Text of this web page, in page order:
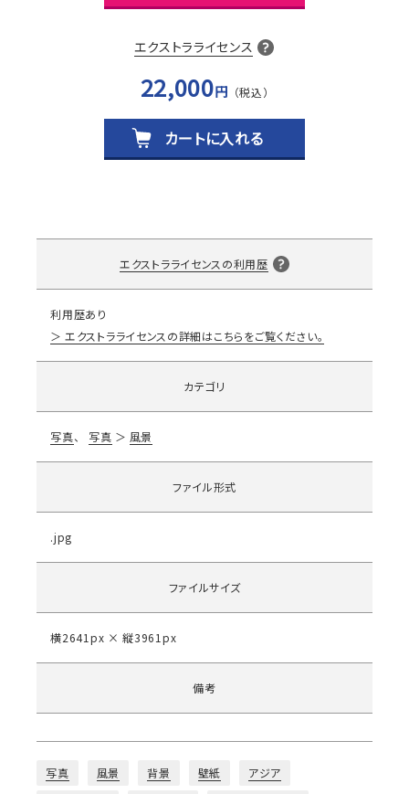
エクストラライセンス
22,000円
カートに入れる
エクストラライセンスの利用歴
利用歴あり
エクストラライセンスの詳細はこちらをご覧ください。
カテゴリ
写真 写真 風景
ファイル形式
.jpg
ファイルサイズ
横2641px × 縦3961px
備考
写真 風景 背景 壁紙
アジア